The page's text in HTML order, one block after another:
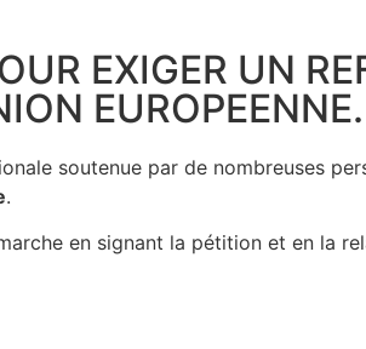
EXIGER UN
EUROPEENNE.
soutenue par de nombreuses
.
en signant la pétition et en la